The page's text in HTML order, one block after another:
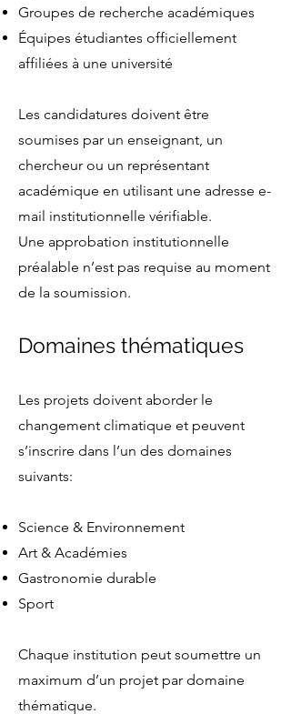
Groupes de recherche académiques
Équipes étudiantes officiellement
affiliées à une université
Les candidatures doivent être
soumises par un enseignant, un
chercheur ou un représentant
académique en utilisant une adresse e-
mail institutionnelle vérifiable.
Une approbation institutionnelle
préalable n’est pas requise au moment
de la soumission.
Domaines thématiques
Les projets doivent aborder le
changement climatique et peuvent
s’inscrire dans l’un des domaines
suivants:
Science & Environnement
Art & Académies
Gastronomie durable
Sport
Chaque institution peut soumettre un
maximum d’un projet par domaine
thématique.